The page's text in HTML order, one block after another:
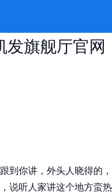
搞清楚这点，
发旗舰厅官网
到你讲，外头人晓得的
说听人家讲这个地方蛮